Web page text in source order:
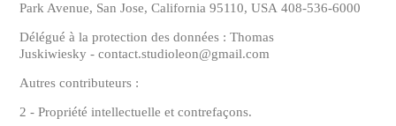
Park Avenue, San Jose, California 95110, USA 408-536-6000
Délégué à la protection des données : Thomas
Juskiwiesky - contact.studioleon@gmail.com
Autres contributeurs :
2 - Propriété intellectuelle et contrefaçons.